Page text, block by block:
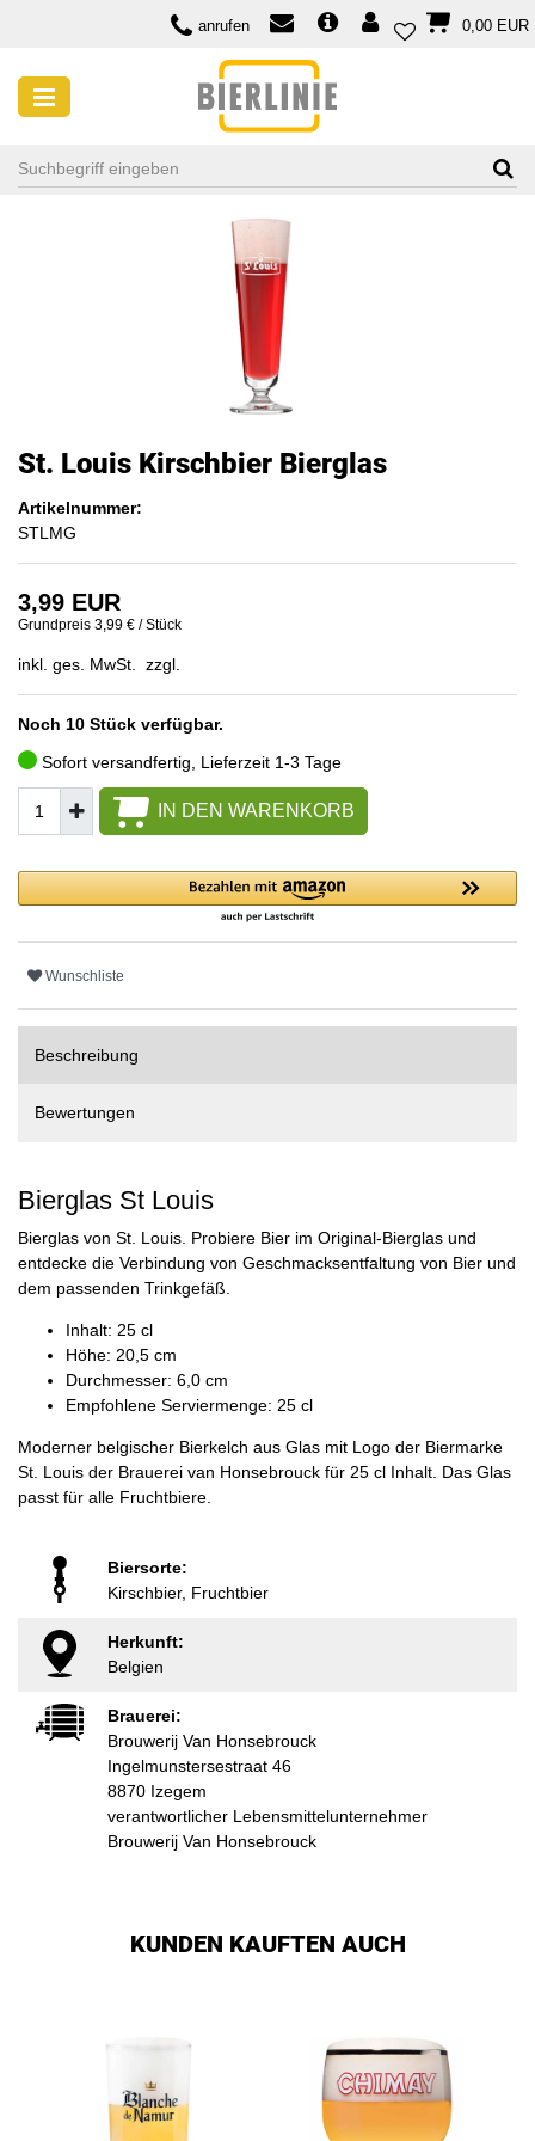
anrufen 0,00 EUR
St. Louis Kirschbier Bierglas
Artikelnummer:
STLMG
3,99 EUR
Grundpreis 3,99 € / Stück
inkl. ges. MwSt. zzgl.
Noch 10 Stück verfügbar.
Sofort versandfertig, Lieferzeit 1-3 Tage
IN DEN WARENKORB
Wunschliste
Beschreibung
Bewertungen
Bierglas St Louis
Bierglas von St. Louis. Probiere Bier im Original-Bierglas und
entdecke die Verbindung von Geschmacksentfaltung von Bier und
dem passenden Trinkgefäß.
Inhalt: 25 cl
Höhe: 20,5 cm
Durchmesser: 6,0 cm
Empfohlene Serviermenge: 25 cl
Moderner belgischer Bierkelch aus Glas mit Logo der Biermarke
St. Louis der Brauerei van Honsebrouck für 25 cl Inhalt. Das Glas
passt für alle Fruchtbiere.
Biersorte:
Kirschbier, Fruchtbier
Herkunft:
Belgien
Brauerei:
Brouwerij Van Honsebrouck
Ingelmunstersestraat 46
8870 Izegem
verantwortlicher Lebensmittelunternehmer
Brouwerij Van Honsebrouck
KUNDEN KAUFTEN AUCH